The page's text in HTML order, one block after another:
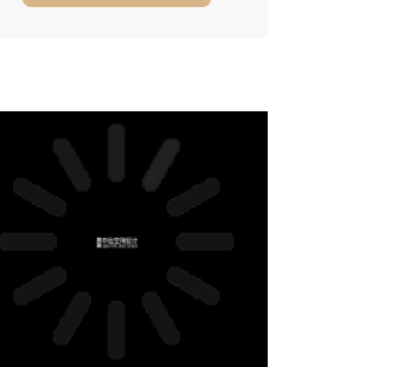
金地白金果岭
区物业公司为金地物业。